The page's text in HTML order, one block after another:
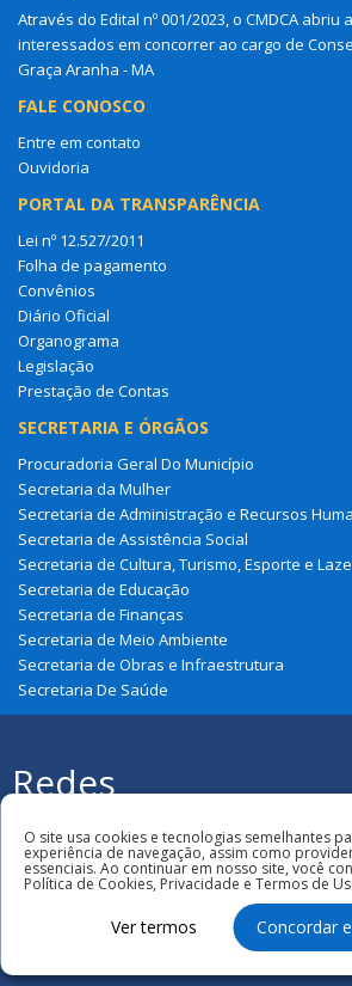
Através do Edital nº 001/2023, o CMDCA
interessados em concorrer ao cargo de
Graça Aranha - MA
FALE CONOSCO
Entre em contato
Ouvidoria
PORTAL DA TRANSPARÊNCIA
Lei nº 12.527/2011
Folha de pagamento
Convênios
Diário Oficial
Organograma
Legislação
Prestação de Contas
SECRETARIA E ÓRGÃOS
Procuradoria Geral Do Município
Secretaria da Mulher
Secretaria de Administração e Recursos
Secretaria de Assistência Social
Secretaria de Cultura, Turismo, Esporte e
Secretaria de Educação
Secretaria de Finanças
Secretaria de Meio Ambiente
Secretaria de Obras e Infraestrutura
Secretaria De Saúde
Redes
Sociais
Todos os direitos
Municipal de Graça
O site usa cookies e tecnologias semelhantes
experiência de navegação, assim como
essenciais. Ao continuar em nosso site, você
Política de Cookies, Privacidade e Termos de
Ver termos Concordar